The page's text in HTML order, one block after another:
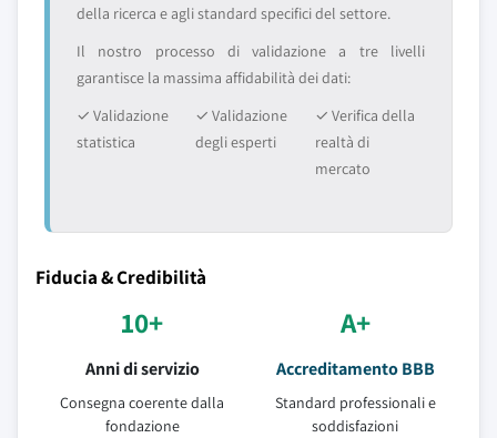
della ricerca e agli standard specifici del settore.
Il nostro processo di validazione a tre livelli
garantisce la massima affidabilità dei dati:
✓ Validazione
statistica
✓ Validazione
degli esperti
✓ Verifica della
realtà di
mercato
Fiducia & Credibilità
10+
Anni di servizio
Consegna coerente dalla
fondazione
A+
Accreditamento BBB
Standard professionali e
soddisfazioni